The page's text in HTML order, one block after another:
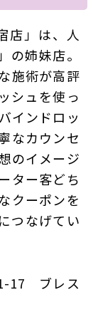
店」は、人
の姉妹店。
施術が高評
シュを使っ
インドロッ
なカウンセ
のイメージ
ター客どち
クーポンを
つなげてい
17 ブレス